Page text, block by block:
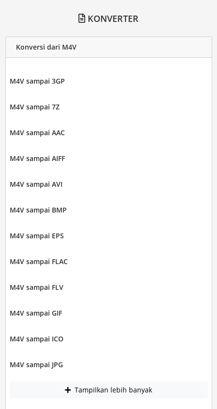
KONVERTER
Konversi dari M4V
M4V sampai 3GP
M4V sampai 7Z
M4V sampai AAC
M4V sampai AIFF
M4V sampai AVI
M4V sampai BMP
M4V sampai EPS
M4V sampai FLAC
M4V sampai FLV
M4V sampai GIF
M4V sampai ICO
M4V sampai JPG
Tampilkan lebih banyak